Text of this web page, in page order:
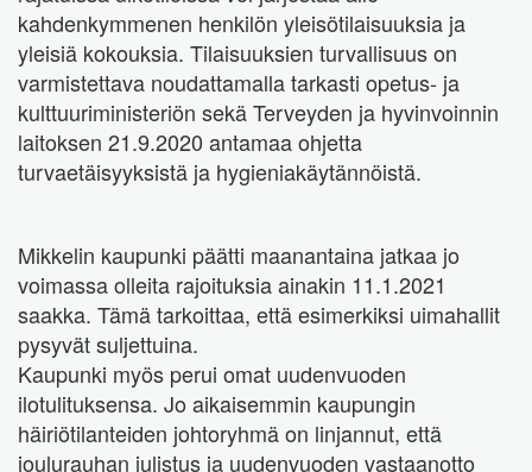
kahdenkymmenen henkilön yleisötilaisuuksia ja
yleisiä kokouksia. Tilaisuuksien turvallisuus on
varmistettava noudattamalla tarkasti opetus- ja
kulttuuriministeriön sekä Terveyden ja hyvinvoinnin
laitoksen 21.9.2020 antamaa ohjetta
turvaetäisyyksistä ja hygieniakäytännöistä.
Mikkelin kaupunki päätti maanantaina jatkaa jo
voimassa olleita rajoituksia ainakin 11.1.2021
saakka. Tämä tarkoittaa, että esimerkiksi uimahallit
pysyvät suljettuina.
Kaupunki myös perui omat uudenvuoden
ilotulituksensa. Jo aikaisemmin kaupungin
häiriötilanteiden johtoryhmä on linjannut, että
joulurauhan julistus ja uudenvuoden vastaanotto